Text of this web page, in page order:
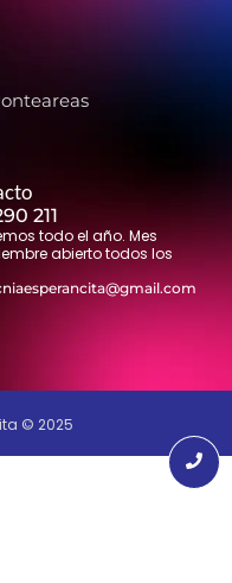
211
todo el año. Mes
abierto todos los
© 2025